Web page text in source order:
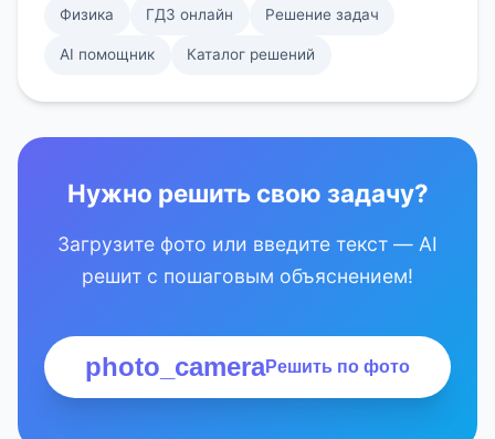
Физика ГДЗ онлайн Решение задач
AI помощник Каталог решений
Нужно решить свою задачу?
Загрузите фото или введите текст — AI
решит с пошаговым объяснением!
photo_cameraРешить по фото